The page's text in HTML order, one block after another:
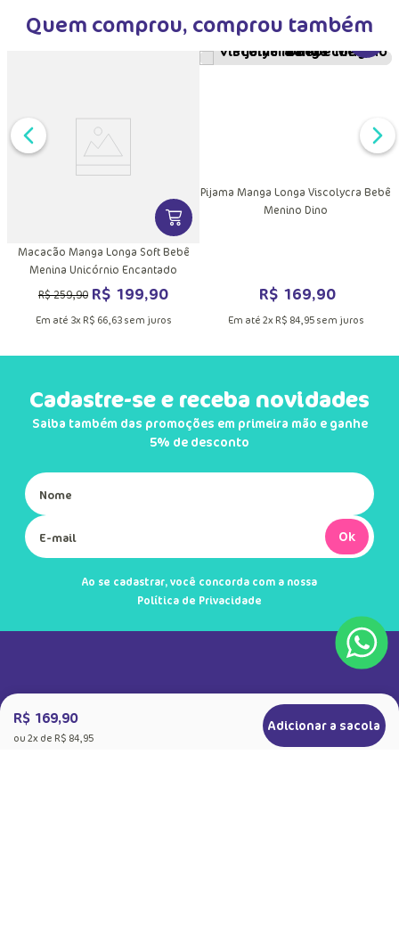
Quem comprou, comprou também
INFORMAÇÕES DO PRODUTOVER MAIS INFORMAÇÕES DO
Macacão Manga Longa Soft Bebê
Menina Unicórnio Encantado
R$259,90 R$ 199,90
Em até 3x R$ 66,63sem juros
Pijama Manga Longa Viscolycra Bebê
Menino Dino
R$ 169,90
Em até 2x R$ 84, 95sem juros
R$ 169,90
ou 2x de R$ 84,95
Adicionar a sacola
Cadastre-se e receba novidades
Saiba também das promoções em primeira mão e ganhe
5% de desconto
Ok
Ao se cadastrar, você concorda com a nossa
Política de Privacidade